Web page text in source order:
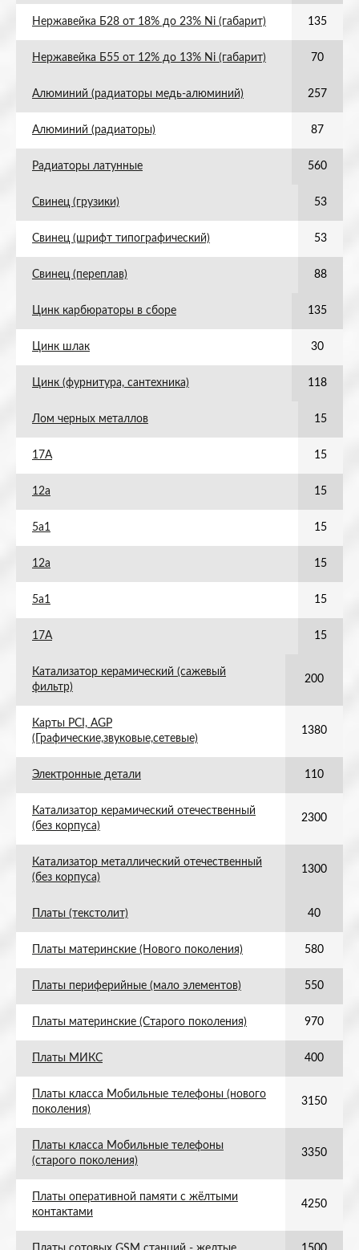
Нержавейка Б28 от 18% до 23% Ni (габарит) 135
Нержавейка Б55 от 12% до 13% Ni (габарит) 70
Алюминий (радиаторы медь-алюминий) 257
Алюминий (радиаторы) 87
Радиаторы латунные 560
Свинец (грузики) 53
Свинец (шрифт типографический) 53
Свинец (переплав) 88
Цинк карбюраторы в сборе 135
Цинк шлак 30
Цинк (фурнитура, сантехника) 118
Лом черных металлов 15
17А 15
12а 15
5а1 15
12а 15
5а1 15
17А 15
Катализатор керамический (сажевый
фильтр)
200
Карты PCI, AGP
(Графические,звуковые,сетевые)
1380
Электронные детали 110
Катализатор керамический отечественный
(без корпуса)
2300
Катализатор металлический отечественный
(без корпуса)
1300
Платы (текстолит) 40
Платы материнские (Нового поколения) 580
Платы периферийные (мало элементов) 550
Платы материнские (Старого поколения) 970
Платы МИКС 400
Платы класса Мобильные телефоны (нового
поколения)
3150
Платы класса Мобильные телефоны
(старого поколения)
3350
Платы оперативной памяти с жёлтыми
контактами
4250